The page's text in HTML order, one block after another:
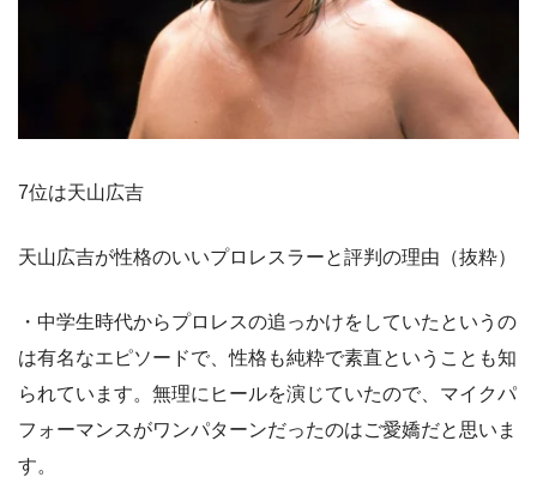
7位は天山広吉
天山広吉が性格のいいプロレスラーと評判の理由（抜粋）
・中学生時代からプロレスの追っかけをしていたというの
は有名なエピソードで、性格も純粋で素直ということも知
られています。無理にヒールを演じていたので、マイクパ
フォーマンスがワンパターンだったのはご愛嬌だと思いま
す。